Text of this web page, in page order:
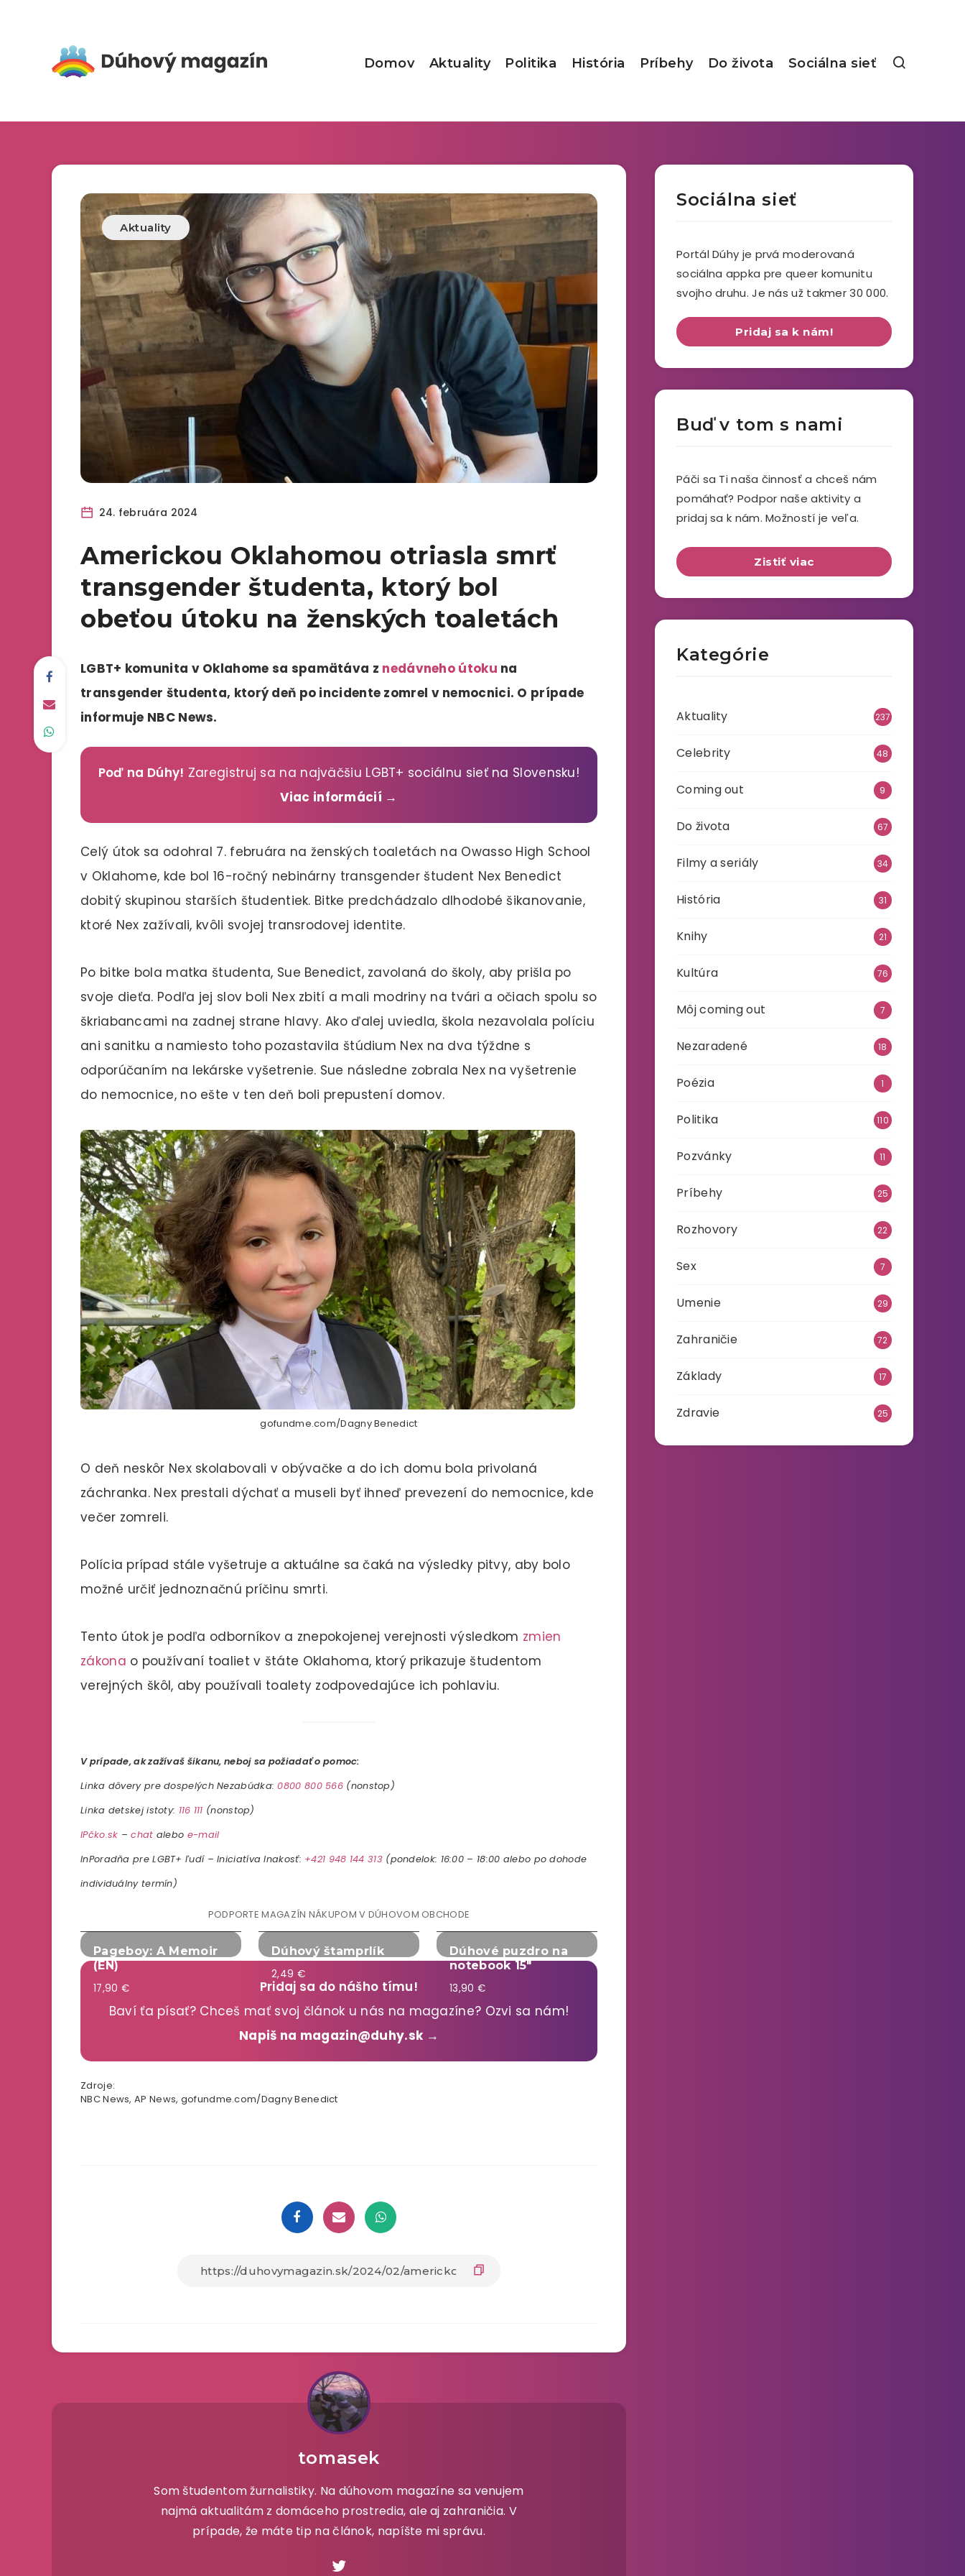
Domov Aktuality Politika História Príbehy Do života Sociálna sieť
Aktuality
24. februára 2024
Americkou Oklahomou otriasla smrť
transgender študenta, ktorý bol
obeťou útoku na ženských toaletách
LGBT+ komunita v Oklahome sa spamätáva z nedávneho útoku na
transgender študenta, ktorý deň po incidente zomrel v nemocnici. O prípade
informuje NBC News.
Poď na Dúhy! Zaregistruj sa na najväčšiu LGBT+ sociálnu sieť na Slovensku!
Viac informácií →
Celý útok sa odohral 7. februára na ženských toaletách na Owasso High School
v Oklahome, kde bol 16-ročný nebinárny transgender študent Nex Benedict
dobitý skupinou starších študentiek. Bitke predchádzalo dlhodobé šikanovanie,
ktoré Nex zažívali, kvôli svojej transrodovej identite.
Po bitke bola matka študenta, Sue Benedict, zavolaná do školy, aby prišla po
svoje dieťa. Podľa jej slov boli Nex zbití a mali modriny na tvári a očiach spolu so
škriabancami na zadnej strane hlavy. Ako ďalej uviedla, škola nezavolala políciu
ani sanitku a namiesto toho pozastavila štúdium Nex na dva týždne s
odporúčaním na lekárske vyšetrenie. Sue následne zobrala Nex na vyšetrenie
do nemocnice, no ešte v ten deň boli prepustení domov.
gofundme.com/Dagny Benedict
O deň neskôr Nex skolabovali v obývačke a do ich domu bola privolaná
záchranka. Nex prestali dýchať a museli byť ihneď prevezení do nemocnice, kde
večer zomreli.
Polícia prípad stále vyšetruje a aktuálne sa čaká na výsledky pitvy, aby bolo
možné určiť jednoznačnú príčinu smrti.
Tento útok je podľa odborníkov a znepokojenej verejnosti výsledkom zmien
zákona o používaní toaliet v štáte Oklahoma, ktorý prikazuje študentom
verejných škôl, aby používali toalety zodpovedajúce ich pohlaviu.
V prípade, ak zažívaš šikanu, neboj sa požiadať o pomoc:
Linka dôvery pre dospelých Nezabúdka:0800 800 566 (nonstop)
Linka detskej istoty: 116 111 (nonstop)
IPčko.sk –chat alebo e-mail
InPoradňa pre LGBT+ ľudí – Iniciatíva Inakosť: +421 948 144 313 (pondelok: 16:00 – 18:00 alebo po dohode
individuálny termín)
PODPORTE MAGAZÍN NÁKUPOM V DÚHOVOM OBCHODE
Pageboy: A Memoir
(EN)
17,90 €
Dúhový štamprlík
2,49 €
Dúhové puzdro na
notebook 15"
13,90 €
Pridaj sa do nášho tímu!
Baví ťa písať? Chceš mať svoj článok u nás na magazíne? Ozvi sa nám!
Napiš na magazin@duhy.sk →
Zdroje:
NBC News, AP News, gofundme.com/Dagny Benedict
tomasek
Som študentom žurnalistiky. Na dúhovom magazíne sa venujem
najmä aktualitám z domáceho prostredia, ale aj zahraničia. V
prípade, že máte tip na článok, napíšte mi správu.
Sociálna sieť
Portál Dúhy je prvá moderovaná
sociálna appka pre queer komunitu
svojho druhu. Je nás už takmer 30 000.
Pridaj sa k nám!
Buď v tom s nami
Páči sa Ti naša činnosť a chceš nám
pomáhať? Podpor naše aktivity a
pridaj sa k nám. Možností je veľa.
Zistiť viac
Kategórie
Aktuality 237
Celebrity 48
Coming out 9
Do života 67
Filmy a seriály 34
História 31
Knihy 21
Kultúra 76
Môj coming out 7
Nezaradené 18
Poézia 1
Politika 110
Pozvánky 11
Príbehy 25
Rozhovory 22
Sex 7
Umenie 29
Zahraničie 72
Základy 17
Zdravie 25